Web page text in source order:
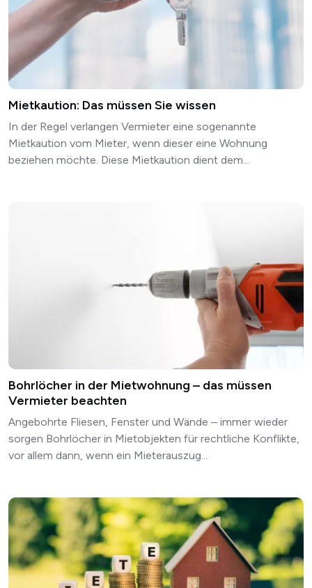
Mietkaution: Das müssen Sie wissen
In der Regel verlangen Vermieter eine sogenannte
Mietkaution vom Mieter, wenn dieser eine Wohnung
beziehen möchte. Diese Mietkaution dient dem...
Bohrlöcher in der Mietwohnung – das müssen
Vermieter beachten
Angebohrte Fliesen, Fenster und Wände – immer wieder
sorgen Bohrlöcher in Mietobjekten für rechtliche Konflikte,
vor allem dann, wenn ein Mieterauszug...